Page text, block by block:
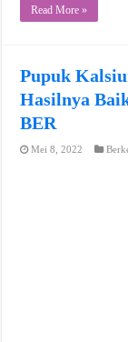
Read More »
Pupuk
Hasilnya
BER
Mei 8, 2022